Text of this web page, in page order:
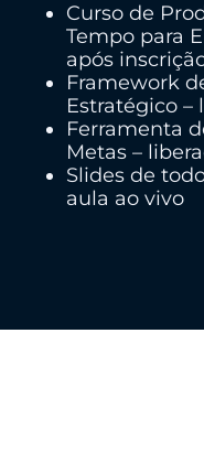
Curso de
Tempo para
após
Framework
Estratégico –
Ferramenta
Metas –
Slides de
aula ao vivo